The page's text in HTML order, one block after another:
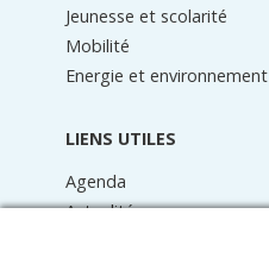
Jeunesse et scolarité
Mobilité
Energie et environnement
LIENS UTILES
Agenda
Actualités